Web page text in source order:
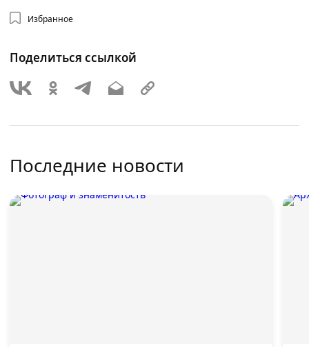
Избранное
Поделиться ссылкой
Последние новости